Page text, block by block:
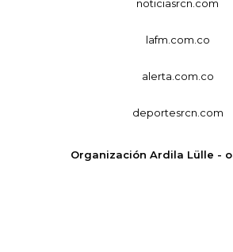
noticiasrcn.com
lafm.com.co
alerta.com.co
deportesrcn.com
Organización Ardila Lülle -